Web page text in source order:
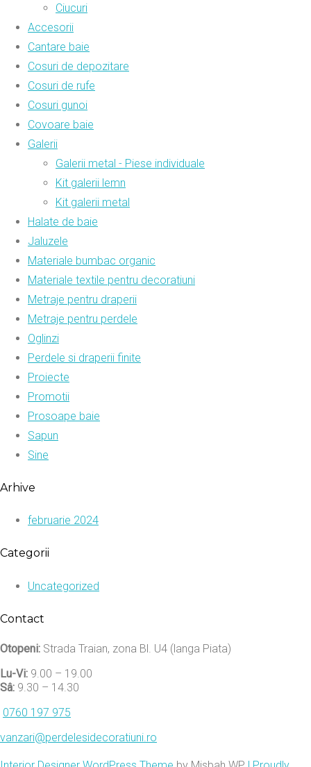
Ciucuri
Accesorii
Cantare baie
Cosuri de depozitare
Cosuri de rufe
Cosuri gunoi
Covoare baie
Galerii
Galerii metal - Piese individuale
Kit galerii lemn
Kit galerii metal
Halate de baie
Jaluzele
Materiale bumbac organic
Materiale textile pentru decoratiuni
Metraje pentru draperii
Metraje pentru perdele
Oglinzi
Perdele si draperii finite
Proiecte
Promotii
Prosoape baie
Sapun
Sine
Arhive
februarie 2024
Categorii
Uncategorized
Contact
Otopeni: Strada Traian, zona Bl. U4 (langa Piata)
Lu-Vi: 9.00 – 19.00
Sâ: 9.30 – 14.30
0760 197 975
vanzari@perdelesidecoratiuni.ro